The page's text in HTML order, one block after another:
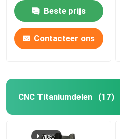
Beste prijs
Contacteer ons
CNC Titaniumdelen (17)